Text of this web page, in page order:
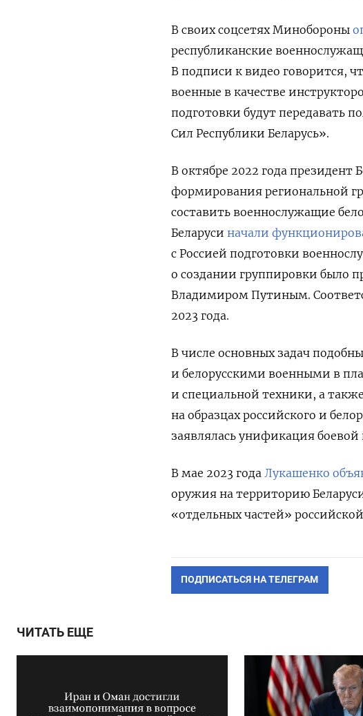
В своих соцсетях Минобороны
республиканские
В подписи к видео говорится,
военные в качестве
подготовки будут передавать
Сил Республики Беларусь».
В октябре 2022 года президент
формирования региональной
составить военнослужащие
Беларуси начали
с Россией подготовки
о создании группировки было
Владимиром Путиным.
2023 года.
В числе основных задач
и белорусскими военными в
и специальной техники, а
на образцах российского и
заявлялась унификация
В мае 2023 года Лукашенко
оружия на территорию
«отдельных частей»
ПОДПИСАТЬСЯ НА ТЕЛЕГРАМ
ЧИТАТЬ ЕЩЕ